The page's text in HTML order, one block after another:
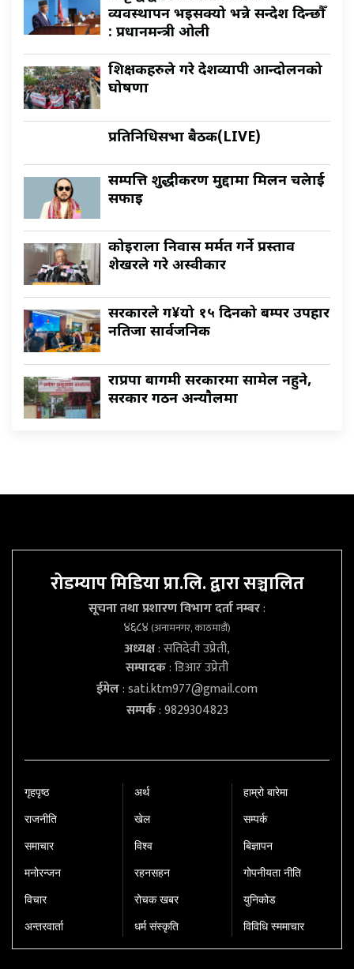
व्यवस्थापन भइसक्यो भन्ने सन्देश दिन्छौँ
: प्रधानमन्त्री ओली
शिक्षकहरुले गरे देशव्यापी आन्दोलनको
घोषणा
प्रतिनिधिसभा बैठक(LIVE)
सम्पत्ति शुद्धीकरण मुद्दामा मिलन चक्रेलाई
सफाइ
कोइराला निवास मर्मत गर्ने प्रस्ताव
शेखरले गरे अस्वीकार
सरकारले ग¥यो १५ दिनको बम्पर उपहार
नतिजा सार्वजनिक
राप्रपा बागमी सरकारमा सामेल नहुने,
सरकार गठन अन्याैलमा
रोडम्याप मिडिया प्रा.लि. द्वारा सञ्चालित
सूचना तथा प्रशारण विभाग दर्ता नम्बर:
४६८४(अनामनगर, काठमाडौं)
अध्यक्ष: सतिदेवी उप्रेती,
सम्पादक: डिआर उप्रेती
ईमेल:sati.ktm977@gmail.com
सम्पर्क: 9829304823
गृहपृष्‍ठ
राजनीति
समाचार
मनोरन्जन
विचार
अन्तरवार्ता
अर्थ
खेल
विश्व
रहनसहन
रोचक खबर
धर्म संस्कृति
हाम्रो बारेमा
सम्पर्क
बिज्ञापन
गोपनीयता नीति
युनिकोड
विविधि स्ममाचार